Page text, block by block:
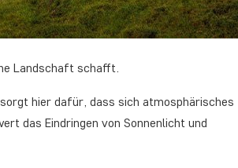
Landschaft schafft.
hier dafür, dass sich atmosphärisches
das Eindringen von Sonnenlicht und